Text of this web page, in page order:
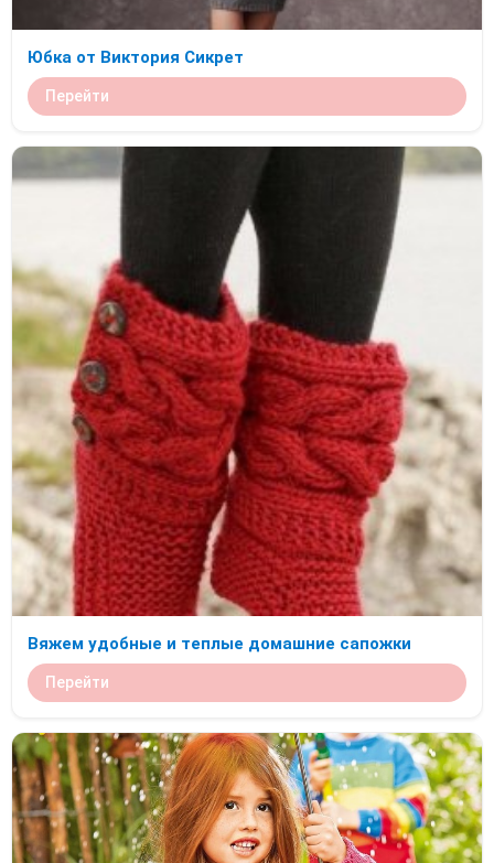
Юбка от Виктория Сикрет
Перейти
Вяжем удобные и теплые домашние сапожки
Перейти